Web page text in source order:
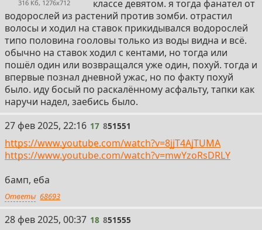
316 Кб, 1276x712
классе девятом. я тогда фанател от
водорослей из растений против зомби. отрастил
волосы и ходил на ставок прикидывался водорослей
типо половина гооловы только из воды видна и всё.
обычно на ставок ходил с кентами, но тогда или
пошёл один или возвращался уже один, похуй. тогда и
впервые познал дневной ужас, но по факту похуй
было. иду босый по раскалённому асфальту, тапки как
наручи надел, заебись было.
17
27 фев 2025, 22:16 17 851551
https://www.youtube.com/watch?v=8jjT4AjTUMA
https://www.youtube.com/watch?v=mwYzoRsDRLY
бамп, еба
Ответы 68693
18
28 фев 2025, 00:37 18 851555